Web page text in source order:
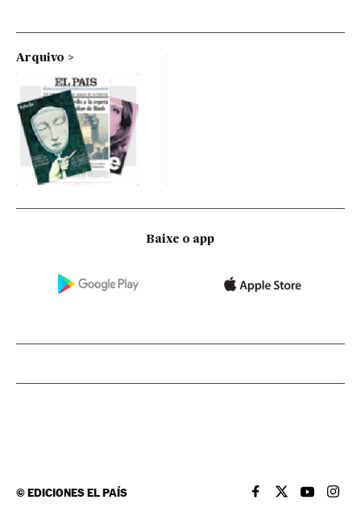
Arquivo
Baixe o app
©EDICIONES EL PAÍS EL PAÍS BRASIL EN
EL PAÍSEL PAÍS
EL